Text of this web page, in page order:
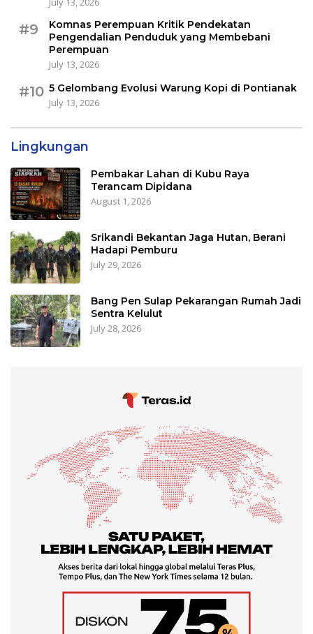
#9
Komnas Perempuan Kritik Pendekatan
Pengendalian Penduduk yang Membebani
Perempuan
July 13, 2026
#10 5 Gelombang Evolusi Warung Kopi di Pontianak
July 13, 2026
Lingkungan
Pembakar Lahan di Kubu Raya
Terancam Dipidana
August 1, 2026
Srikandi Bekantan Jaga Hutan, Berani
Hadapi Pemburu
July 29, 2026
Bang Pen Sulap Pekarangan Rumah Jadi
Sentra Kelulut
July 28, 2026